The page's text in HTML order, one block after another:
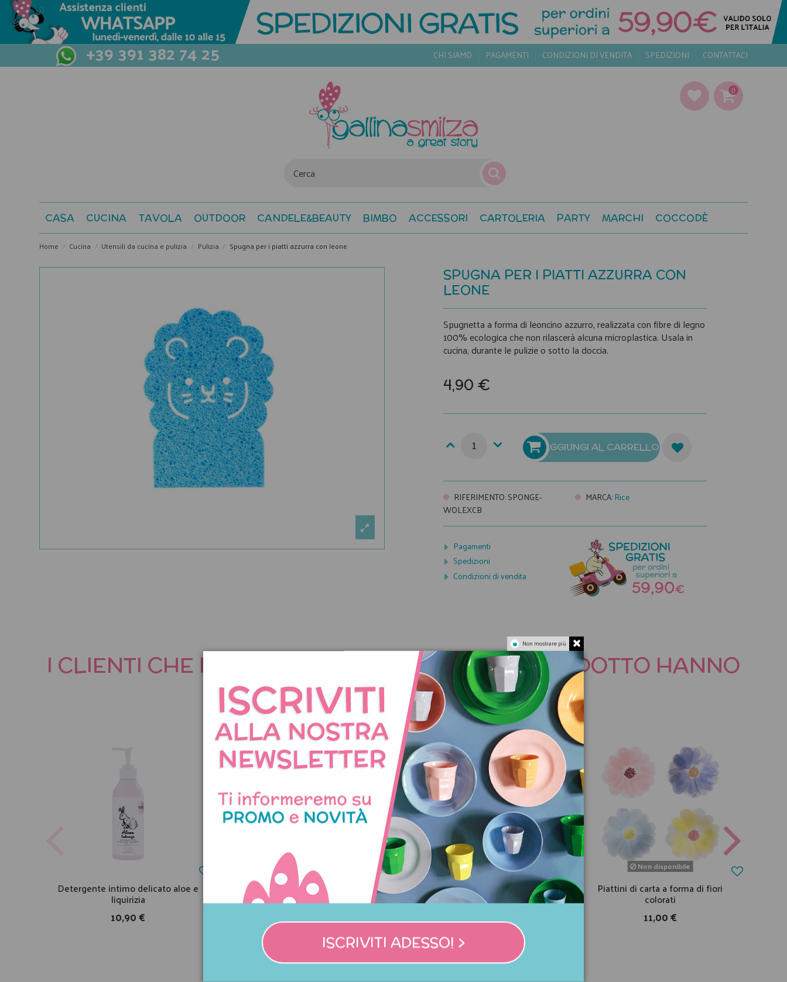
+39 391 382 74 25 CHI SIAMO PAGAMENTI CONDIZIONI DI VENDITA SPEDIZIONI CONTATTACI
0
CASA CUCINA TAVOLA OUTDOOR CANDELE&BEAUTY BIMBO ACCESSORI CARTOLERIA PARTY MARCHI COCCODÈ
Home Cucina Utensili da cucina e pulizia Pulizia Spugna per i piatti azzurra con leone
SPUGNA PER I PIATTI AZZURRA CON
LEONE
Spugnetta a forma di leoncino azzurro, realizzata con fibre di legno
100% ecologica che non rilascerà alcuna microplastica. Usala in
cucina, durante le pulizie o sotto la doccia.
4,90 €
AGGIUNGI AL CARRELLO
RIFERIMENTO:SPONGE-
WOLEXCB
MARCA:Rice
Pagamenti
Spedizioni
Condizioni di vendita
I CLIENTI CHE HANNO ACQUISTATO QUESTO PRODOTTO HANNO
COMPRATO ANCHE:
Detergente intimo delicato aloe e
liquirizia
10,90 €
Calzini bimbo Feet of the Tiger
8,00 €
Contenitore portaoggetti rosa
chiaro
5,90 €
Non disponibile
Piattini di carta a forma di fiori
colorati
11,00 €
Non mostrare più
ISCRIVITI ADESSO! >